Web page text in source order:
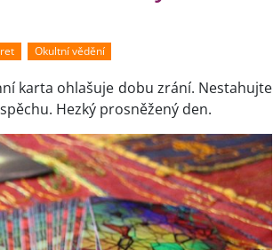
Okultní vědění
karta ohlašuje dobu zrání. Nestahujte
Hezký prosněžený den.